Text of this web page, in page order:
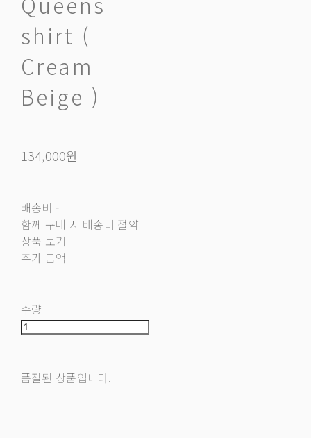
shirt (
Cream
Beige )
134,000원
배송비 -
함께 구매 시 배송비 절약
상품 보기
추가 금액
수량
품절된 상품입니다.